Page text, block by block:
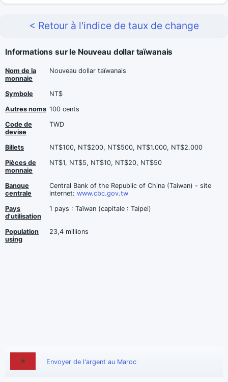
< Retour à l'indice de taux de change
Informations sur le Nouveau dollar taïwanais
Nom de la
monnaie
Nouveau dollar taïwanais
Symbole
NT$
Autres noms 100 cents
Code de
devise
TWD
Billets
NT$100, NT$200, NT$500, NT$1.000, NT$2.000
Pièces de
monnaie
NT$1, NT$5, NT$10, NT$20, NT$50
Banque
centrale
Central Bank of the Republic of China (Taiwan) - site
internet: www.cbc.gov.tw
Pays
d'utilisation
1 pays : Taïwan (capitale : Taipei)
Population
using
23,4 millions
Envoyer de l'argent au Maroc